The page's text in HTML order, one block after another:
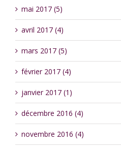
mai 2017 (5)
avril 2017 (4)
mars 2017 (5)
février 2017 (4)
janvier 2017 (1)
décembre 2016 (4)
novembre 2016 (4)